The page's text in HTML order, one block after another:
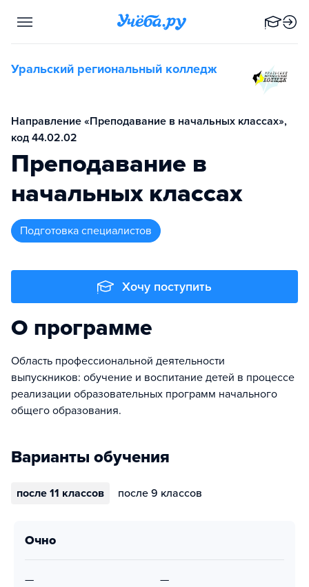
Уральский региональный колледж
Направление «Преподавание в начальных классах»,
код 44.02.02
Преподавание в
начальных классах
подготовка специалистов
Хочу поступить
О программе
Область профессиональной деятельности
выпускников: обучение и воспитание детей в процессе
реализации образовательных программ начального
общего образования.
Варианты обучения
после 11 классов после 9 классов
очно
— —